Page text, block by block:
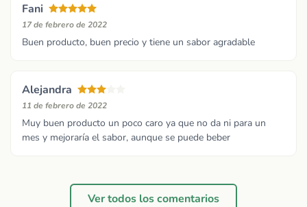
Fani
17 de febrero de 2022
Buen producto, buen precio y tiene un sabor agradable
Alejandra
11 de febrero de 2022
Muy buen producto un poco caro ya que no da ni para un
mes y mejoraría el sabor, aunque se puede beber
Ver todos los comentarios